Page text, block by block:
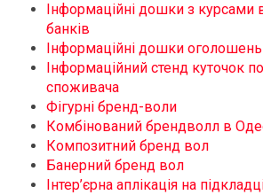
Інформаційні дошки з курсами
банків
Інформаційні дошки оголошень
Інформаційний стенд куточок
споживача
Фігурні бренд-воли
Комбінований брендволл в
Композитний бренд вол
Банерний бренд вол
Інтер’єрна аплікація на